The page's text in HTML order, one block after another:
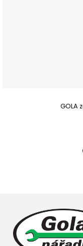
GOLA